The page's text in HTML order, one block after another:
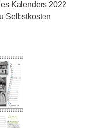
Kalenders 2022
Selbstkosten